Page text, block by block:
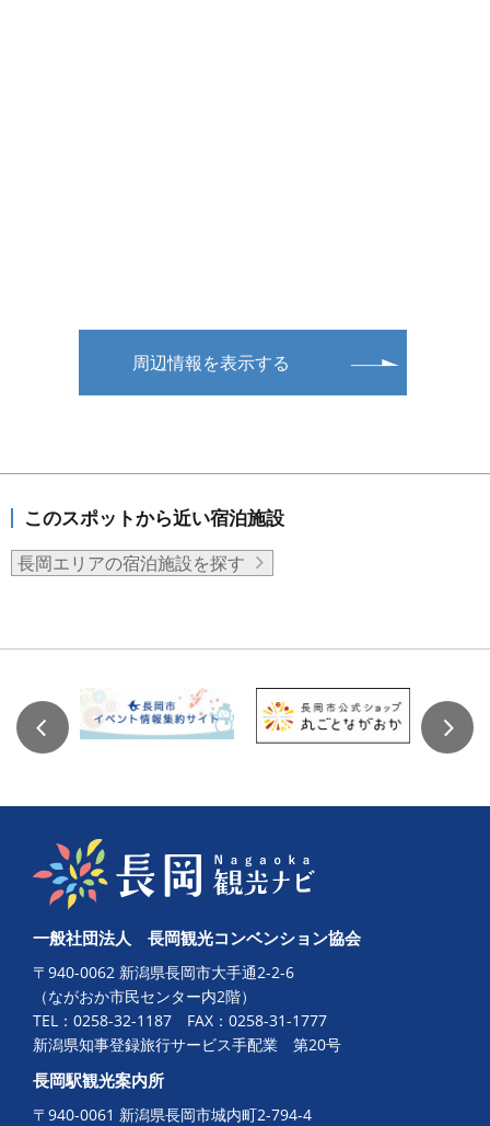
周辺情報を表示する
このスポットから近い宿泊施設
長岡エリアの宿泊施設を探す
一般社団法人 長岡観光コンベンション協会
〒940-0062 新潟県長岡市大手通2-2-6
（ながおか市民センター内2階）
TEL： 0258-32-1187 FAX：0258-31-1777
新潟県知事登録旅行サービス手配業 第20号
長岡駅観光案内所
〒940-0061 新潟県長岡市城内町2-794-4